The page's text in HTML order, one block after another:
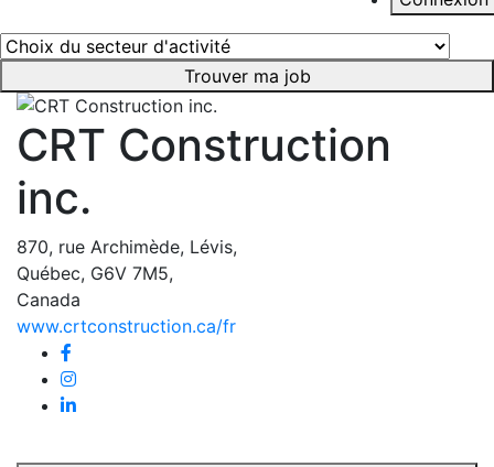
Trouver ma job
CRT Construction
inc.
870, rue Archimède, Lévis,
Québec, G6V 7M5,
Canada
www.crtconstruction.ca/fr